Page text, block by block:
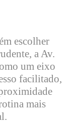
escolher
a Av.
um eixo
facilitado,
mais